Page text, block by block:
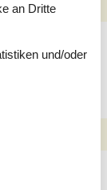
an Dritte
und/oder